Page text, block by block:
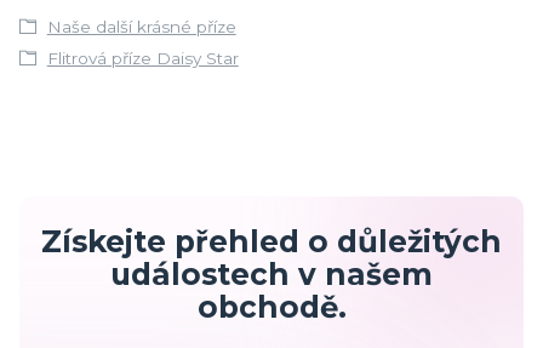
Naše další krásné příze
Flitrová příze Daisy Star
Získejte přehled o důležitých
událostech v našem
obchodě.